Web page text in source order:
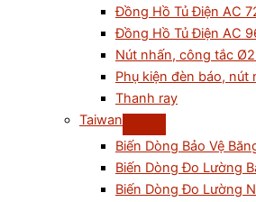
Đồng Hồ Tủ Điện AC
Đồng Hồ Tủ Điện AC
Nút nhấn, công tắc
Phụ kiện đèn báo, nút
Thanh ray
Taiwan
Biến Dòng Bảo Vệ
Biến Dòng Đo Lường
Biến Dòng Đo Lường